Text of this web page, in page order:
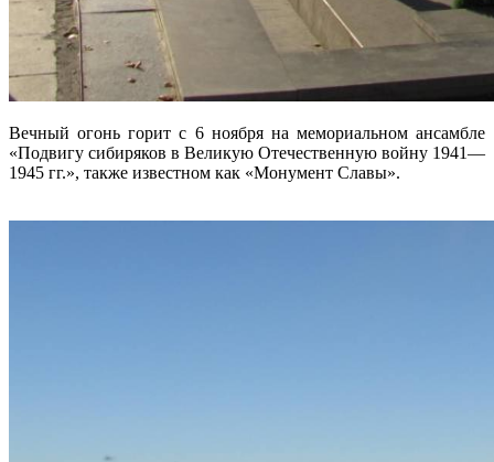
Вечный огонь горит с 6 ноября на мемориальном ансамбле
«Подвигу сибиряков в Великую Отечественную войну 1941—
1945 гг.», также известном как «Монумент Славы».